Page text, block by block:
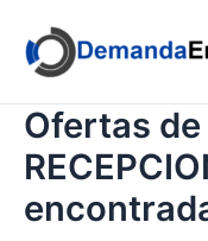
contenido
Ofertas